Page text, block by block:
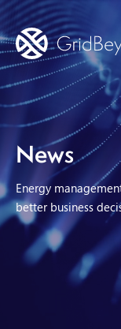
News
Energy
better business